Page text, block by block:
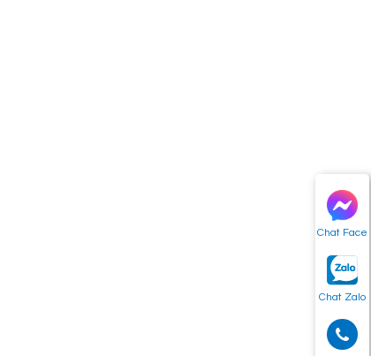
Chat Face
Chat Zalo